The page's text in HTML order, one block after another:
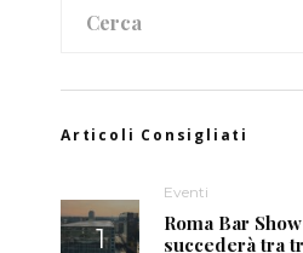
Articoli Consigliati
Eventi
Roma Bar
succederà tra